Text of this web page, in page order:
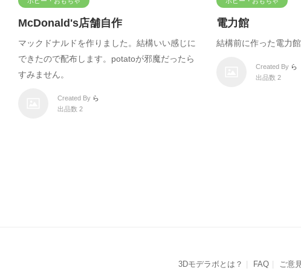
McDonald's店舗自作
マックドナルドを作りました。結構いい感じに
できたので配布します。potatoが邪魔だったら
すみません。
Created By ら
出品数 2
電力館
結構前に作った電力
Created By ら
出品数 2
3Dモデラボとは？ FAQ ご意